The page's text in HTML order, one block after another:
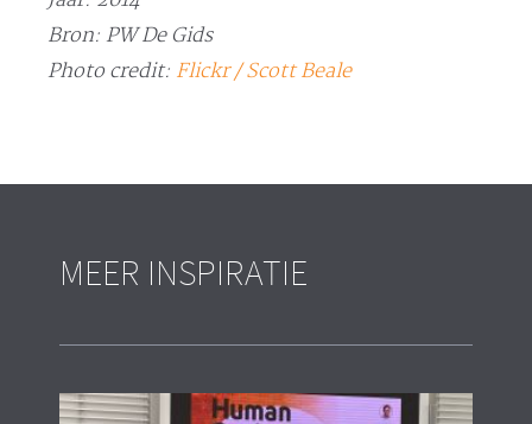
Bron: PW De Gids
Photo credit: Flickr / Scott Beale
MEER INSPIRATIE